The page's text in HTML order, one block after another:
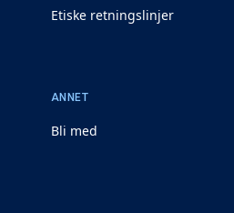
Etiske retningslinjer
ANNET
Bli med